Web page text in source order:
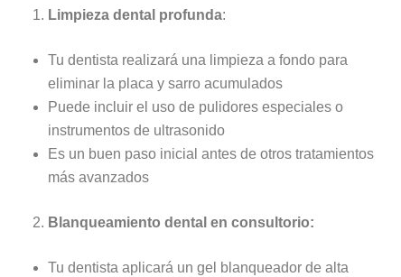
Limpieza dental profunda:
Tu dentista realizará una limpieza a fondo para
eliminar la placa y sarro acumulados
Puede incluir el uso de pulidores especiales o
instrumentos de ultrasonido
Es un buen paso inicial antes de otros tratamientos
más avanzados
Blanqueamiento dental en consultorio:
Tu dentista aplicará un gel blanqueador de alta